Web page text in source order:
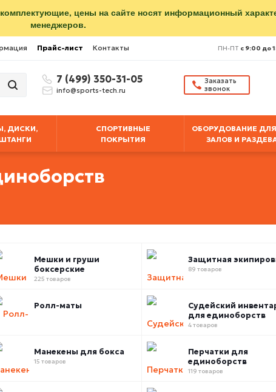
цены на сайте носят информационный
менеджеров.
Прайс-лист Контакты ПН-ПТ с 9:00 до
7 (499) 350-31-05
info@sports-tech.ru
Заказать
звонок
ДИСКИ,
СПОРТИВНЫЕ
ПОКРЫТИЯ
ОБОРУДОВАНИЕ
ЗАЛОВ И
Мешки и груши
боксерские
225 товаров
Защитная
89 товаров
Ролл-маты
Судейский
для единоборств
4 товаров
Манекены для бокса
15 товаров
Перчатки для
единоборств
119 товаров